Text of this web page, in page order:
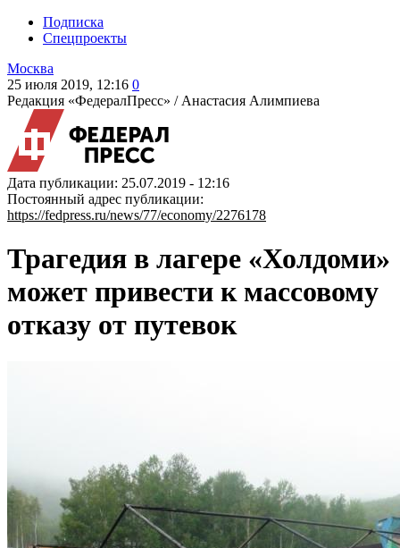
Подписка
Спецпроекты
Москва
25 июля 2019, 12:16 0
Редакция «ФедералПресс» / Анастасия Алимпиева
Дата публикации: 25.07.2019 - 12:16
Постоянный адрес публикации:
https://fedpress.ru/news/77/economy/2276178
Трагедия в лагере «Холдоми»
может привести к массовому
отказу от путевок